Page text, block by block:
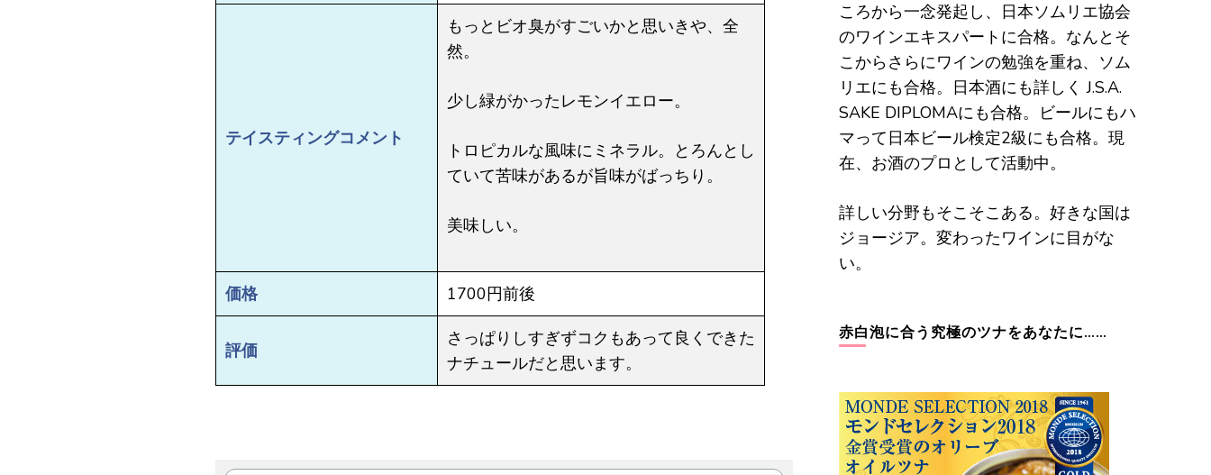
テイスティングコメント
もっとビオ臭がすごいかと思いきや、全
然。
少し緑がかったレモンイエロー。
トロピカルな風味にミネラル。とろんとし
ていて苦味があるが旨味がばっちり。
美味しい。
価格 1700円前後
評価
さっぱりしすぎずコクもあって良くできた
ナチュールだと思います。
ころから一念発起し、日本ソムリエ協会
のワインエキスパートに合格。なんとそ
こからさらにワインの勉強を重ね、ソム
リエにも合格。日本酒にも詳しく J.S.A.
SAKE DIPLOMAにも合格。ビールにもハ
マって日本ビール検定2級にも合格。現
在、お酒のプロとして活動中。
詳しい分野もそこそこある。好きな国は
ジョージア。変わったワインに目がな
い。
赤白泡に合う究極のツナをあなたに……